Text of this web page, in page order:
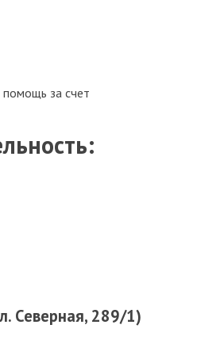
за счет
Северная, 289/1)